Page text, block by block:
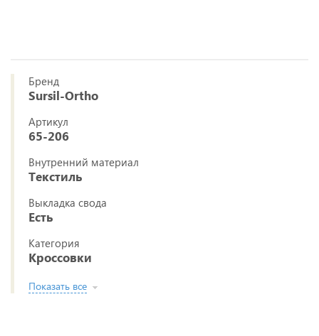
Бренд
Sursil-Ortho
Артикул
65-206
Внутренний материал
Текстиль
Выкладка свода
Есть
Категория
Кроссовки
Показать все